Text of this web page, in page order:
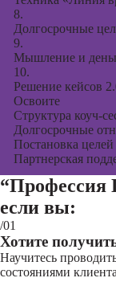
8.
Долгосрочные
9.
Мышление и
10.
Решение кейсов
Освоите
Структура коуч-
Долгосрочные
Постановка целей
Партнерская
“Профессия
если вы:
/01
Хотите
Научитесь
состояниями